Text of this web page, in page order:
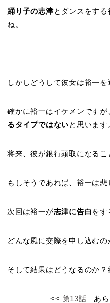
踊り子の志津とダンスをする
ね。
しかしどうして彼女は裕一を
確かに裕一はイケメンですが
るタイプではないと思います
将来、彼が銀行頭取になるこ
もしそうであれば、裕一は
次回は裕一が志津に告白 をす
どんな風に交際を申し込むの
そして結果はどうなるのか？
<< 第13話 あ